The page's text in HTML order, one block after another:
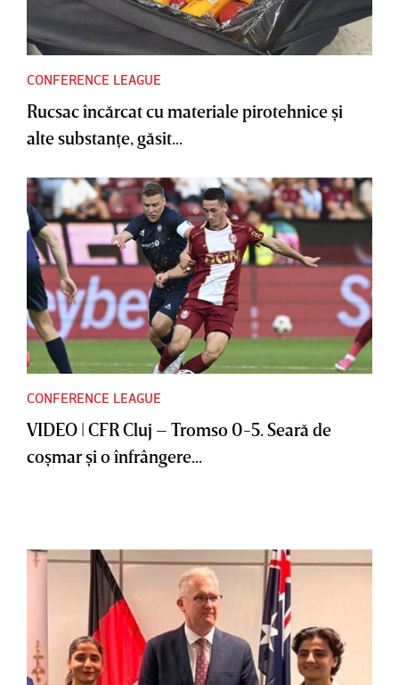
CONFERENCE LEAGUE
Rucsac încărcat cu materiale pirotehnice şi
alte substanţe, găsit...
CONFERENCE LEAGUE
VIDEO | CFR Cluj – Tromso 0-5. Seară de
coşmar şi o înfrângere...